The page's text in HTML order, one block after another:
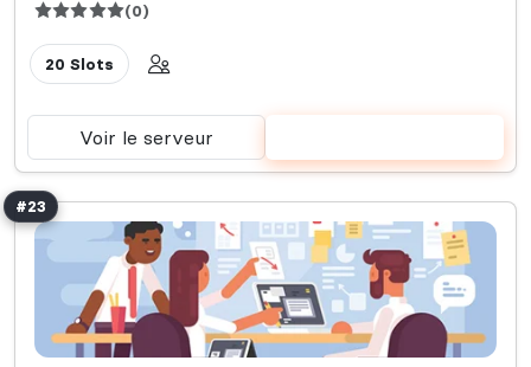
(0)
20 Slots
Voir le serveur
#23